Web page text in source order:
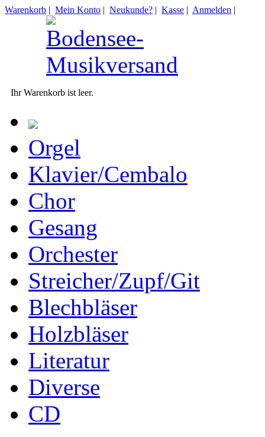
Warenkorb | Mein Konto | Neukunde? | Kasse | Anmelden |
Ihr Warenkorb ist leer.
Orgel
Klavier/Cembalo
Chor
Gesang
Orchester
Streicher/Zupf/Git
Blechbläser
Holzbläser
Literatur
Diverse
CD